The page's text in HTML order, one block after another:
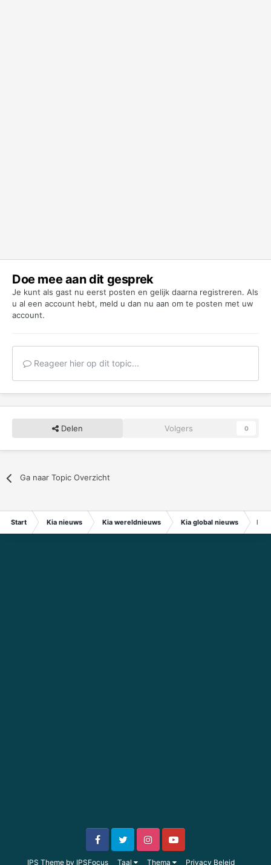
Doe mee aan dit gesprek
Je kunt als gast nu eerst posten en gelijk daarna registreren. Als
u al een account hebt, meld u dan nu aan om te posten met uw
account.
Reageer hier op dit topic...
Delen Volgers 0
Ga naar Topic Overzicht
Start Kia nieuws Kia wereldnieuws Kia global nieuws
IPS Theme by IPSFocus Taal Thema Privacy Beleid